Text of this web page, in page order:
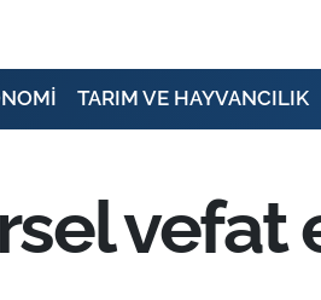
TARIM VE HAYVANCILIK
vefat